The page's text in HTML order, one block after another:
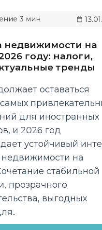
недвижимости на
году: налоги,
тренды
оставаться
для иностранных
и 2026 год
устойчивый
недвижимости на
стабильной
прозрачного
выгодных